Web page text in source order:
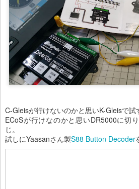
C-Gleisが行けないのかと思いK-Gleisで試
ECoSが行けなのかと思いDR5000に切
じ。
試しにYaasanさん製S88 Button Decoder